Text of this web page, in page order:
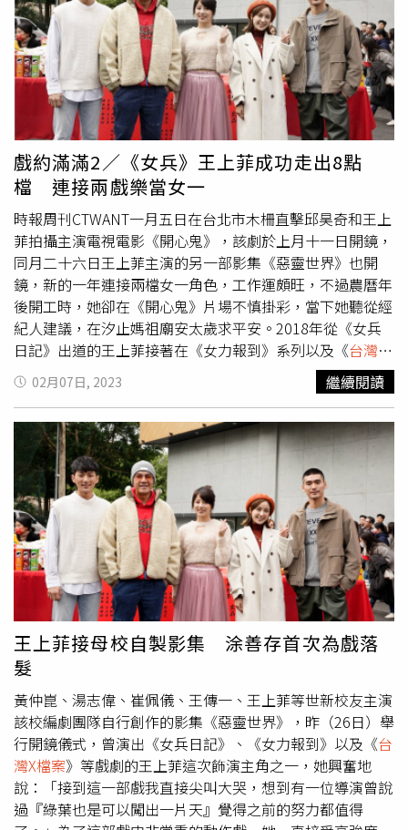
因為在看了《大軍師司馬懿虎嘯龍吟》後，就深深佩服在劇
中柏夫人自然帶入感情的詮釋方式，沒想到我有幸在《緝
魂》電影中客串鈞甯姐的學弟，儘管只有拍攝一天三場戲，
我還是十分緊張，但她在那六個小時真的把我當成真的學弟
般看待和照顧，讓我很順暢進入到角色裡，並且還能奇蹟似
地講冷笑話逗樂她，這也讓我在往後的表演，遇到剛入行或
者第一次演出的人時，都會主動的幫忙對手，時刻保持謙虛
和願意學習的態度去看待演藝工作。」在拍戲過程中遇到許
多願意給予協助的前輩，讓張瀚元非常感恩。（圖／林士傑
攝）「從《女力報到》系列到《台灣X檔案》，差不多有四
年左右的時間每天都在片場度過，步調一直都在很快的節
奏，總感覺不管是身體還是內心，都渴望可以好好的休息，
剛好現在戲都殺青，有大量的時間好好規劃和充實自己，現
在的我也會讓步調放慢，輕鬆地看本書，甚至只是什麼都不
做的放空，好好體會每一個當下。」在3月26日將與師兄陳
廷軒等人一起舉辦粉絲見面會，令張瀚元十分期待。（圖／
林士傑攝）
合作。（圖／趙文彬攝）當初拍戲時密切相處，兩人飾演特
搜隊隊長與副隊長，與其他特搜隊開了個Line群組，到現在
仍不時聯絡維繫感情。但楊雅筑抱怨說，有次她在群組揪吃
飯，她發出訊息後，從中午等到晚上都沒人回應，其他五人
都已讀卻不回，楊雅筑氣呼呼地留下狠話：「看大家挺忙，
沒什麼意願想參與，就先取消！」她打電話罵劉書宏「你是
隊長，怎麼能不回！」後來劉書宏群組發聲，要大家表達意
見，聚會算是有約成。楊雅筑怒意難消地說：「很不習慣被
冷漠對待，以前《女力》大家都會很熱絡回+1，這群就是感
情不好啦！」 劉書宏與楊雅筑合作這麼久，還從冤家變成
朋友，被問有機會交往嗎？劉書宏反應很大，笑說「不要套
我話！現在沒有在交往。」說自己單身兩年，目前很自在，
且想把心思放工作上。楊雅筑最近正在上品酒課程，準備考
取中高階證照，劉書宏認證她很懂酒，還說她是他的喝酒啟
蒙老師。
戲約滿滿2／《女兵》王上菲成功走出8點
檔 連接兩戲樂當女一
時報周刊CTWANT一月五日在台北市木柵直擊邱昊奇和王上
菲拍攝主演電視電影《開心鬼》，該劇於上月十一日開鏡，
同月二十六日王上菲主演的另一部影集《惡靈世界》也開
鏡，新的一年連接兩檔女一角色，工作運頗旺，不過農曆年
後開工時，她卻在《開心鬼》片場不慎掛彩，當下她聽從經
紀人建議，在汐止媽祖廟安太歲求平安。2018年從《女兵
日記》出道的王上菲接著在《女力報到》系列以及《台灣X
檔案
》等八點檔演出，短短四年就收穫不少粉絲，更在今年
拿下兩部女主角戲約，星途順利。其實26歲的她相當努力，
被劇組笑稱是「用生命演出的女子」，她為求逼真，打戲、
追趕都親自上陣，常搞一身傷而不自知，在新片《開心鬼》
開工第一天就受傷。王上菲因拍攝電視電影《開心鬼》受
傷，腳部紅腫。（圖／緯來電視台提供）王上菲新年開工
後，在一場奔跑戲來回直衝多趟不慎撞上衣架桿，事後發現
腳竟紅腫一大片，當時她說：「為了真實感我就衝很快，沒
注意到有凸一塊，當我要煞車時都是用骨頭煞車，撞上當下
沒有感覺，且我很耐痛，直到下戲更衣放鬆時，造型師才發
現我的腳腫了好大一塊，後來擦了快速消炎藥，隔天才不影
響拍攝。」不只這次，她先前在中視刑偵影集《台灣X檔
案》中演出警察也是場場自己打，被說是演員群中「最愛
打、也最耐打的一位」，有一場戲她使出剪刀腳的戲碼，不
料頭整個撞到地板，當下就覺得暈眩，沒想到王上菲卻還是
堅持把戲拍完，後來頭昏想吐才發現已是輕微腦震盪。就連
另一部剛開鏡的影集《惡靈世界》也有動作戲，不過打習慣
的她興奮地表示，「接到這一部戲我直接尖叫大哭，想到有
一位導演曾說過『綠葉也是可以闖出一片天』覺得之前的努
力都值得了。」更為此一直接受高強度的訓練，就連過年假
期也沒有太多休息，狂練剪刀腿，非常拼命。被經紀人提醒
02月07日, 2023 繼續閱讀
王上菲接母校自製影集 涂善存首次為戲落
髮
黃仲崑、湯志偉、崔佩儀、王傳一、王上菲等世新校友主演
該校編劇團隊自行創作的影集《惡靈世界》，昨（26日）舉
行開鏡儀式，曾演出《女兵日記》、《女力報到》以及《台
灣X檔案》等戲劇的王上菲這次飾演主角之一，她興奮地
說：「接到這一部戲我直接尖叫大哭，想到有一位導演曾說
過『綠葉也是可以闖出一片天』覺得之前的努力都值得